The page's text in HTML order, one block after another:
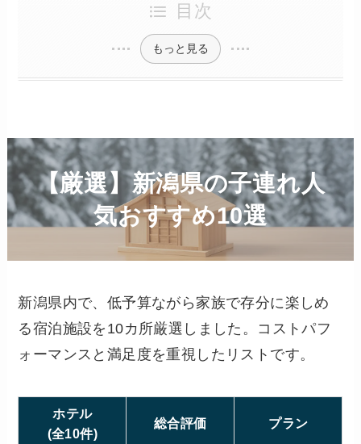
目次
もっと見る
【厳選】新潟県の子連れ人
気おすすめ10選
新潟県内で、低予算ながら家族で存分に楽しめ
る宿泊施設を10カ所厳選しました。コストパフ
ォーマンスと満足度を重視したリストです。
ホテル
(全10件)
総合評価 プラン